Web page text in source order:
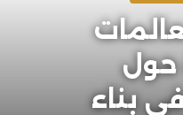
حول
بناء